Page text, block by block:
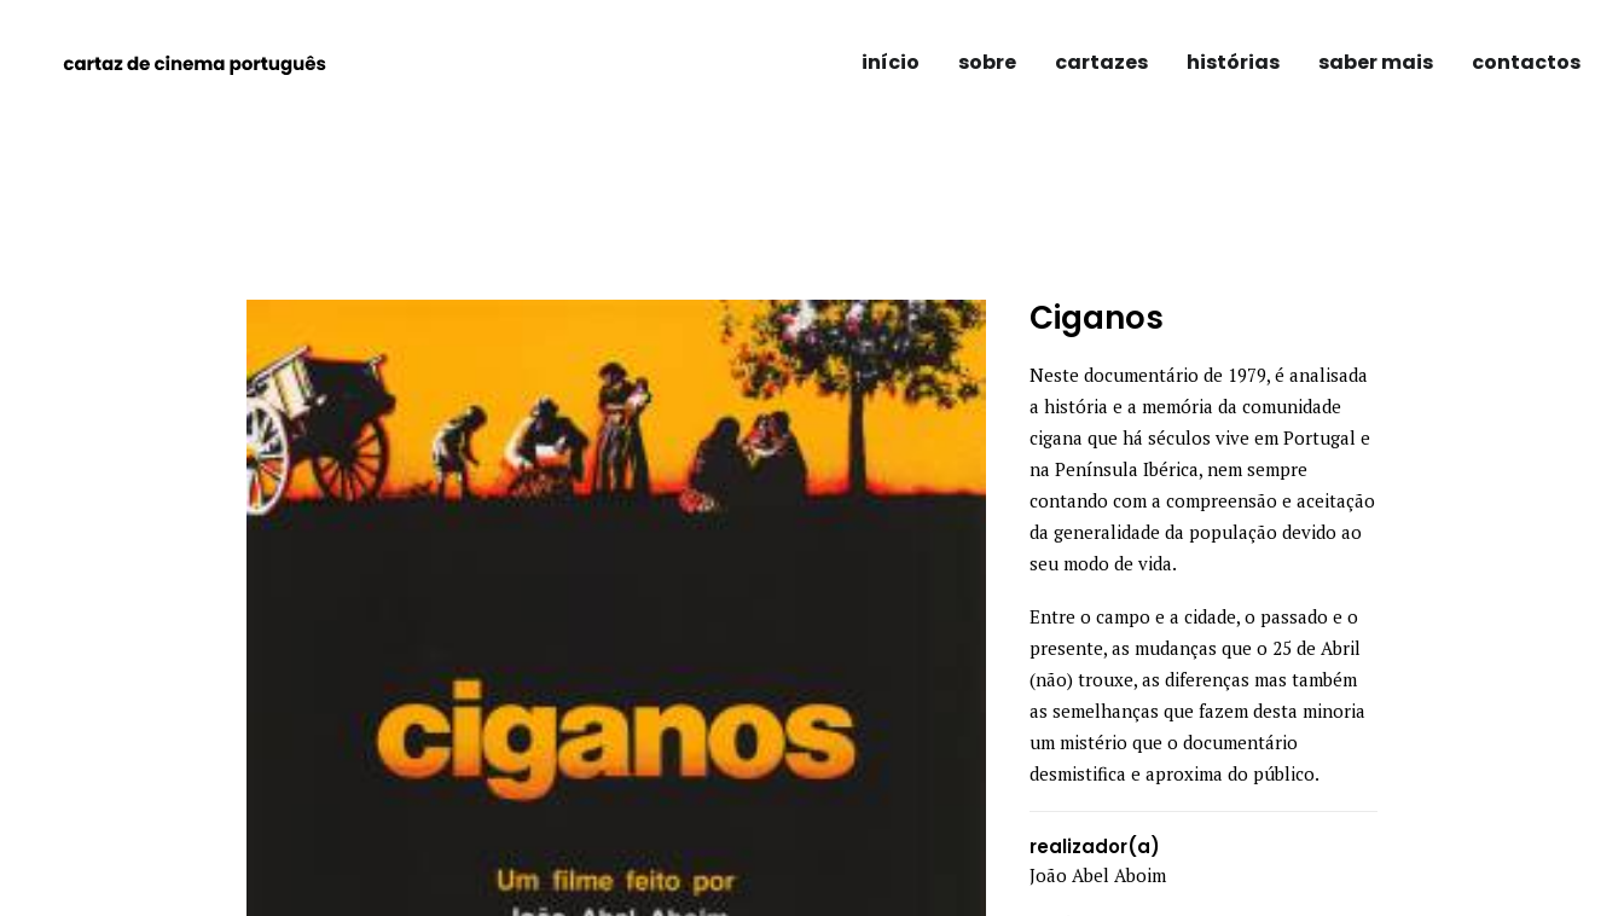
início sobre cartazes histórias saber mais contactos
Ciganos
Neste documentário de 1979, é analisada
a história e a memória da comunidade
cigana que há séculos vive em Portugal e
na Península Ibérica, nem sempre
contando com a compreensão e aceitação
da generalidade da população devido ao
seu modo de vida.
Entre o campo e a cidade, o passado e o
presente, as mudanças que o 25 de Abril
(não) trouxe, as diferenças mas também
as semelhanças que fazem desta minoria
um mistério que o documentário
desmistifica e aproxima do público.
realizador(a)
João Abel Aboim